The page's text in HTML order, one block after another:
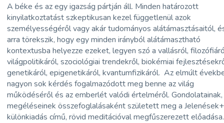
A béke és az egy igazság pártján áll. Minden határozott
kinyilatkoztatást szkeptikusan kezel függetlenül azok
személyességéről vagy akár tudományos alátámasztásaitól,
arra törekszik, hogy egy minden irányból alátámasztható
kontextusba helyezze ezeket, legyen szó a vallásról,
világpolitikáról, szociológiai trendekről, biokémiai
genetikáról, epigenetikáról, kvantumfizikáról. Az elmúlt
nagyon sok kérdés fogalmazódott meg benne az világ
működéséről és az emberlét valódi értelméről. Gondolatainak,
megéléseinek összefoglalásaként született meg a Jelenések+
különkiadás című, rövid meditációval megfűszerezett előadása.